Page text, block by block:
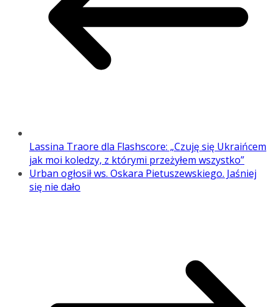
Lassina Traore dla Flashscore: „Czuję się Ukraińcem
jak moi koledzy, z którymi przeżyłem wszystko”
Urban ogłosił ws. Oskara Pietuszewskiego. Jaśniej
się nie dało